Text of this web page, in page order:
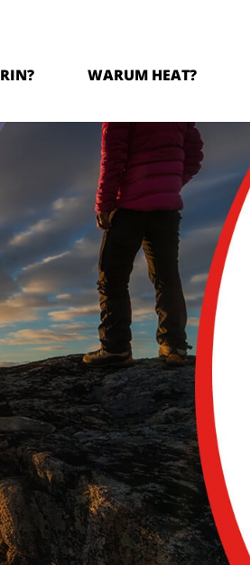
WARUM HEAT?